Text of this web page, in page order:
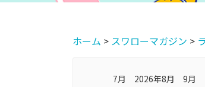
ホーム > スワローマガジン >
7月 2026年8月 9月